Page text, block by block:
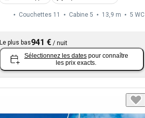
Couchettes 11 Cabine 5 13,9 m 5 WC
Le plus bas941 € / nuit
Sélectionnez les dates pour connaître
les prix exacts.